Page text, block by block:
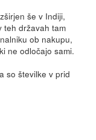
še v Indiji,
teh državah tam
ob nakupu,
ne odločajo sami.
so številke v prid